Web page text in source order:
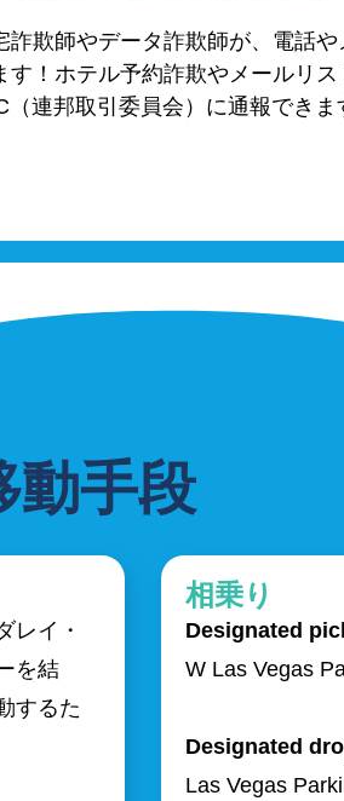
詐欺師やデータ詐欺師が、電話
す！ホテル予約詐欺やメールリ
（連邦取引委員会）に通報できま
動手段
レイ・
を結
するた
相乗り
Designated
W Las Vegas
Designated
Las Vegas